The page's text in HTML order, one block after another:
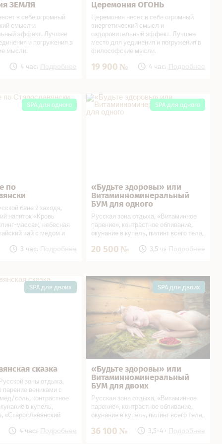
ЗЕМЛЯ
в себе огромный
смысл и
эффект. Лучшее
и погружения в
мысли.
4 часа Подробнее
В подарок! Церемония ОГОНЬ
Церемония несет в себе огромный
энергетический смысл и
оздоровительный эффект. Лучшее
место для уединения и погружения в
философские мысли.
19 900 4 часа Подробнее
Записаться В подарок!
Старославянски в
по
бане 2 захода,
напиток «Кровь
массаж, небесная
чай с медом и
3 часа Подробнее
SPA для одного
«Будьте здоровы» или Витаминно­
минеральный БУМ для одного в
СПА салоне
«Будьте здоровы» или
Витаминно­минеральный
БУМ для одного
Русская зона отдыха, «Витаминное
парение», контрастное обливание,
окунание в купель, пилинг всего тела,
водой, массаж, ароматный травяной
напиток, сушки
20 500 3,5 часаПодробнее
SPA для одного
Записаться В подарок!
сказка в СПА
сказка
зоны отдыха,
парение вениками с
соль, контрастное
в купель,
«Старославянский
Алтайский чай с
4 часа Подробнее
SPA для двоих
В подарок!
«Будьте здоровы» или Витаминно­
минеральный БУМ для двоих в
«Будьте здоровы» или
Витаминно­минеральный
БУМ для двоих
Русская зона отдыха, «Витаминное
парение», контрастное обливание,
окунание в купель, пилинг всего тела,
водой, массаж, ароматный травяной
36 100 3,5-4 часаПодробнее
SPA для двоих
Записаться В подарок!